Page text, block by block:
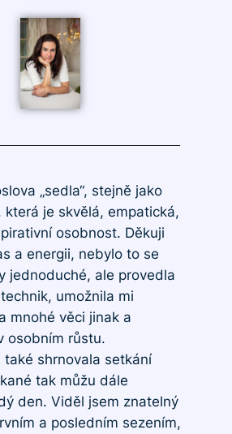
„sedla“, stejně jako
která je skvělá, empatická,
osobnost. Děkuji
a energii, nebylo to se
jednoduché, ale provedla
umožnila mi
mnohé věci jinak a
osobním růstu.
také shrnovala setkání
tak můžu dále
den. Viděl jsem znatelný
a posledním sezením,